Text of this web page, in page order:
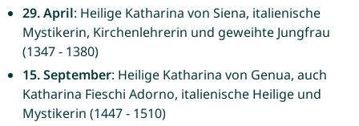
29. April: Heilige Katharina von Siena, italienische
Mystikerin, Kirchenlehrerin und geweihte Jungfrau
(1347 - 1380)
15. September: Heilige Katharina von Genua, auch
Katharina Fieschi Adorno, italienische Heilige und
Mystikerin (1447 - 1510)